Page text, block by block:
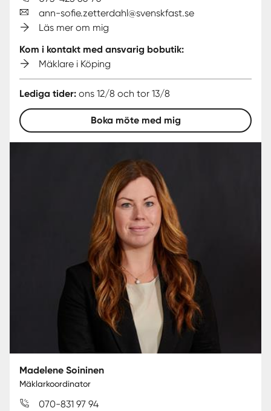
ann-sofie.zetterdahl@svenskfast.se
Läs mer om mig
Kom i kontakt med ansvarig bobutik:
Mäklare i Köping
Lediga tider: ons 12/8 och tor 13/8
Boka möte med mig
Madelene Soininen
Mäklarkoordinator
070-831 97 94